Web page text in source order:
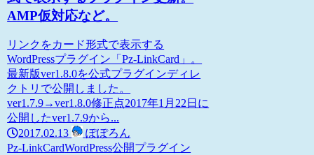
AMP仮対応など。
リンクをカード形式で表示する
WordPressプラグイン「Pz-LinkCard」。
最新版ver1.8.0を公式プラグインディレ
クトリで公開しました。
ver1.7.9→ver1.8.0修正点2017年1月22日に
公開したver1.7.9から...
2017.02.13
ぽぽろん
Pz-LinkCardWordPress公開プラグイン